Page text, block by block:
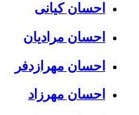
احسان کیانی
احسان مرادیان
احسان مهرازدفر
احسان مهرزاد